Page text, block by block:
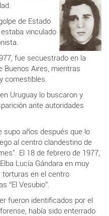
de Estado
vinculado
fue secuestrado en la
Buenos Aires, mientras
comestibles.
Uruguay lo buscaron y
ante autoridades
años después que lo
al centro clandestino de
El 18 de febrero de 1977,
Lucía Gándara en muy
en el centro
“El Vesubio”.
fueron identificados por el
había sido enterrado